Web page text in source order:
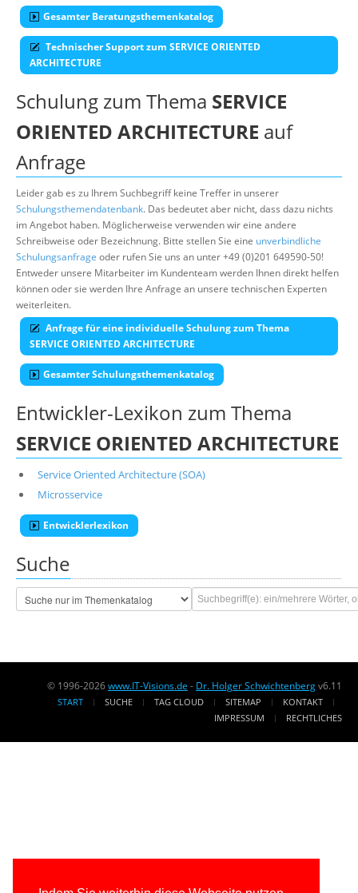
Gesamter Beratungsthemenkatalog
Technischer Support zum SERVICE ORIENTED
ARCHITECTURE
Schulung zum Thema SERVICE
ORIENTED ARCHITECTURE auf
Anfrage
Leider gab es zu Ihrem Suchbegriff keine Treffer in unserer
Schulungsthemendatenbank. Das bedeutet aber nicht, dass dazu nichts
im Angebot haben. Möglicherweise verwenden wir eine andere
Schreibweise oder Bezeichnung. Bitte stellen Sie eine unverbindliche
Schulungsanfrage oder rufen Sie uns an unter +49 (0)201 649590-50!
Entweder unsere Mitarbeiter im Kundenteam werden Ihnen direkt helfen
können oder sie werden Ihre Anfrage an unsere technischen Experten
weiterleiten.
Anfrage für eine individuelle Schulung zum Thema
SERVICE ORIENTED ARCHITECTURE
Gesamter Schulungsthemenkatalog
Entwickler-Lexikon zum Thema
SERVICE ORIENTED ARCHITECTURE
Service Oriented Architecture (SOA)
Microsservice
Entwicklerlexikon
Suche
© 1996-2026www.IT-Visions.de - Dr. Holger Schwichtenbergv6.11
START SUCHE TAG CLOUD SITEMAP
KONTAKT
IMPRESSUM
RECHTLICHES